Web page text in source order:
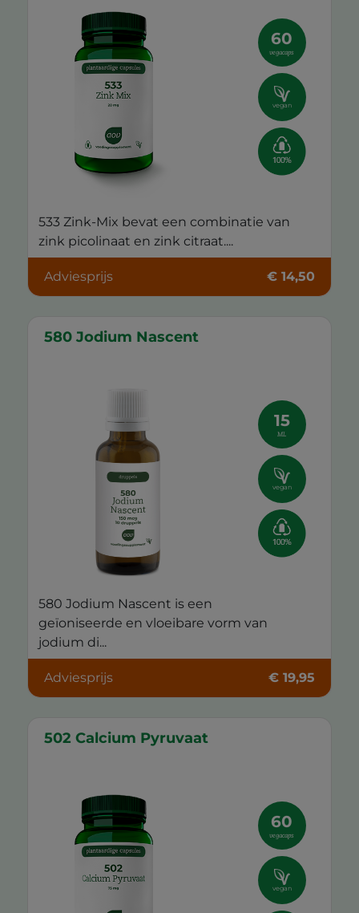
60
vegacaps
vegan
533 Zink-Mix bevat een combinatie van
zink picolinaat en zink citraat....
Adviesprijs € 14,50
580 Jodium Nascent
15
ML
vegan
580 Jodium Nascent is een
geïoniseerde en vloeibare vorm van
jodium di...
Adviesprijs € 19,95
502 Calcium Pyruvaat
60
vegacaps
vegan